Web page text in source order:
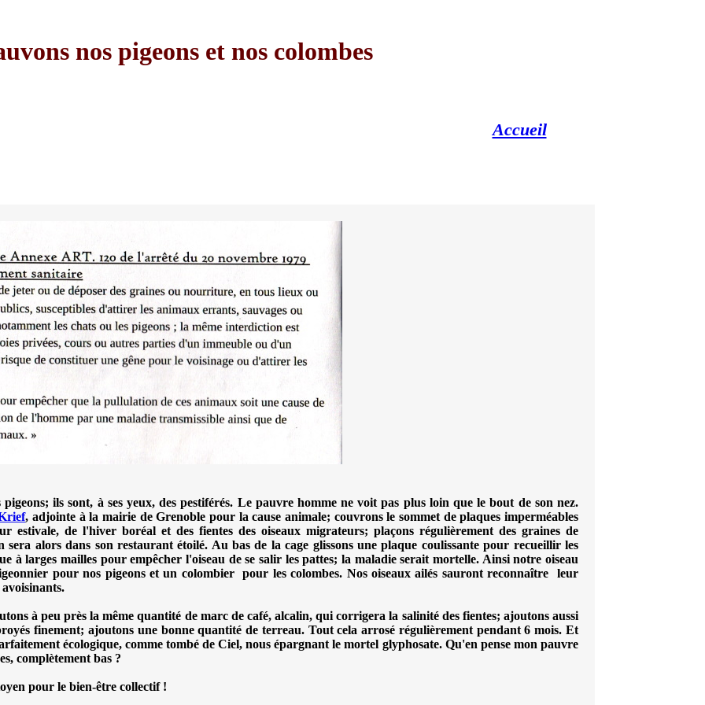
nos pigeons et nos colombes
Accueil
ils sont, à ses yeux, des pestiférés. Le pauvre homme ne voit pas plus loin que le bout de son nez.
, adjointe à la mairie de Grenoble pour la cause animale; couvrons le sommet de plaques imperméables
estivale, de l'hiver boréal et des fientes des oiseaux migrateurs; plaçons régulièrement des graines de
sera alors dans son restaurant étoilé. Au bas de la cage glissons une plaque coulissante pour recueillir les
à larges mailles pour empêcher l'oiseau de se salir les pattes; la maladie serait mortelle. Ainsi notre oiseau
pour nos pigeons et un colombier pour les colombes. Nos oiseaux ailés sauront reconnaître leur
à peu près la même quantité de marc de café, alcalin, qui corrigera la salinité des fientes; ajoutons aussi
finement; ajoutons une bonne quantité de terreau. Tout cela arrosé régulièrement pendant 6 mois. Et
écologique, comme tombé de Ciel, nous épargnant le mortel glyphosate. Qu'en pense mon pauvre
complètement bas ?
pour le bien-être collectif !